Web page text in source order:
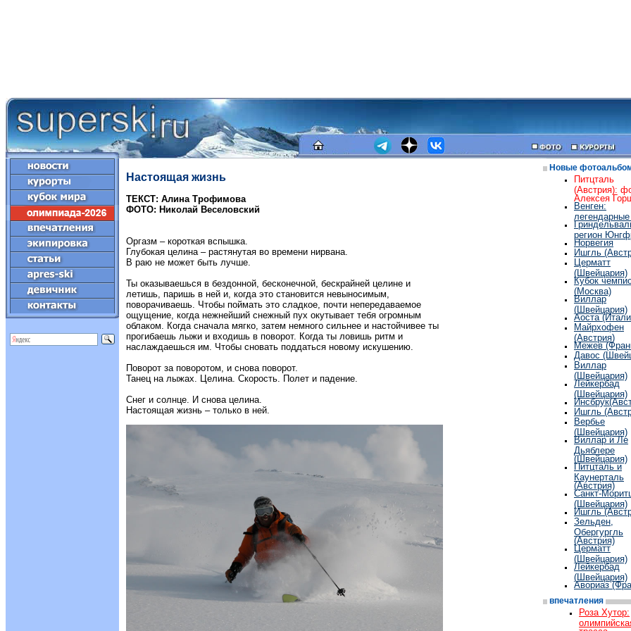
Настоящая жизнь
ТЕКСТ: Алина Трофимова
ФОТО: Николай Веселовский
Оргазм – короткая вспышка.
Глубокая целина – растянутая во времени нирвана.
В раю не может быть лучше.
Ты оказываешься в бездонной, бесконечной, бескрайней целине и
летишь, паришь в ней и, когда это становится невыносимым,
поворачиваешь. Чтобы поймать это сладкое, почти непередаваемое
ощущение, когда нежнейший снежный пух окутывает тебя огромным
облаком. Когда сначала мягко, затем немного сильнее и настойчивее ты
прогибаешь лыжи и входишь в поворот. Когда ты ловишь ритм и
наслаждаешься им. Чтобы сновать поддаться новому искушению.
Поворот за поворотом, и снова поворот.
Танец на лыжах. Целина. Скорость. Полет и падение.
Снег и солнце. И снова целина.
Настоящая жизнь – только в ней.
Новые
Питцталь
(Австрия):
Алексея
Венген:
легендарные
регион
Норвегия
Ишгль
Церматт
(Швейцария)
Кубок
(Москва)
Виллар
(Швейцария)
Аоста
Майрхофен
(Австрия)
Межев
Давос
Виллар
(Швейцария)
Лейкербад
(Швейцария)
Ишгль
Вербье
(Швейцария)
Виллар и Ле
Дьяблере
(Швейцария)
Питцталь и
Каунерталь
(Австрия)
Cанкт-
(Швейцария)
Ишгль
Зельден,
Обергургль
(Австрия)
Церматт
(Швейцария)
Лейкербад
(Швейцария)
Авориаз
впечатления
Роза Хутор: